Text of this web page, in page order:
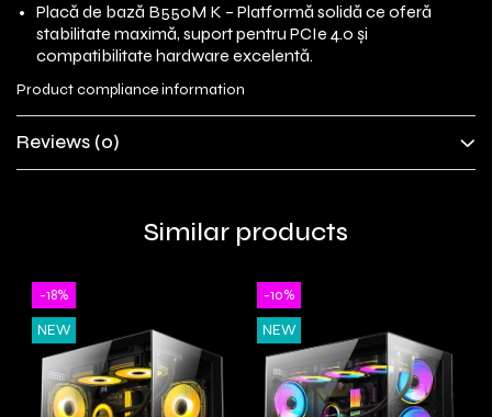
Placă de bază B550M K – Platformă solidă ce oferă
stabilitate maximă, suport pentru PCIe 4.0 și
compatibilitate hardware excelentă.
Product compliance information
Reviews (0)
Similar products
-18%
NEW
-10%
NEW